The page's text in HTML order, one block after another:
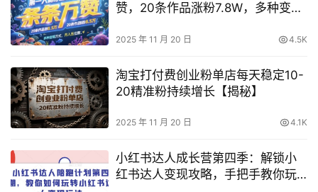
赞，20条作品涨粉7.8W，多种变现
2025 年 11 月 20 日 4.5K
淘宝打付费创业粉单店每天稳定10-
20精准粉持续增长【揭秘】
2025 年 11 月 20 日 4.1K
小红书达人成长营第四季：解锁小
红书达人变现攻略，手把手教你玩